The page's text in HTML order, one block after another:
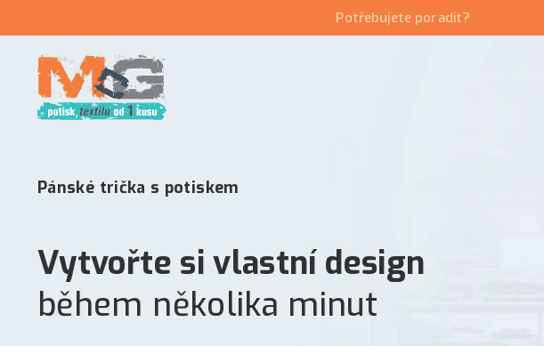
Potřebujete poradit?
Pánské trička s potiskem
Vytvořte si vlastní design
během několika minut